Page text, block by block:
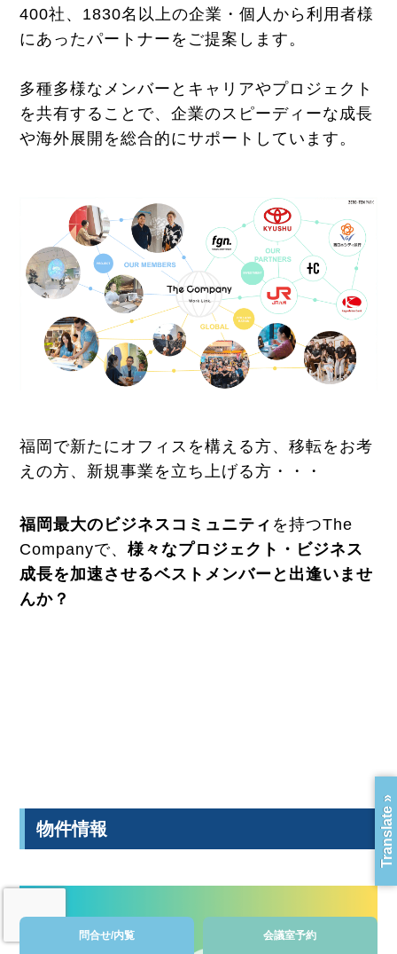
400社、1830名以上の企業・個人から利用者様
にあったパートナーをご提案します。
多種多様なメンバーとキャリアやプロジェクト
を共有することで、企業のスピーディーな成長
や海外展開を総合的にサポートしています。
福岡で新たにオフィスを構える方、移転をお考
えの方、新規事業を立ち上げる方・・・
福岡最大のビジネスコミュニティ を持つThe
Companyで、様々なプロジェクト・ビジネス
成長を加速させるベストメンバーと出逢いませ
んか？
物件情報
問合せ/内覧 会議室予約
Translate »